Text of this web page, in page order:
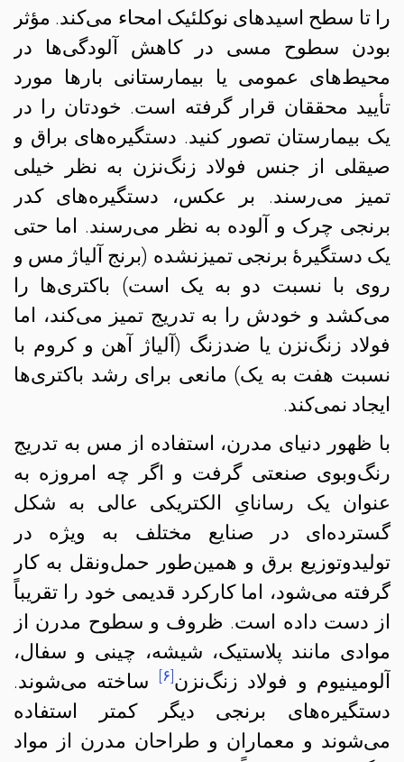
را تا سطح اسیدهای نوکلئیک امحاء می‌کند. مؤثر
بودن سطوح مسی در کاهش آلودگی‌ها در
محیط‌های عمومی یا بیمارستانی بارها مورد
تأیید محققان قرار گرفته است. خودتان را در
یک بیمارستان تصور کنید. دستگیره‌های براق و
صیقلی از جنس فولاد زنگ‌نزن به نظر خیلی
تمیز می‌رسند. بر عکس، دستگیره‌های کدر
برنجی چرک و آلوده به نظر می‌رسند. اما حتی
یک دستگیرهٔ برنجی تمیزنشده (برنج آلیاژ مس و
روی با نسبت دو به یک است) باکتری‌ها را
می‌کشد و خودش را به تدریج تمیز می‌کند، اما
فولاد زنگ‌نزن یا ضدزنگ (آلیاژ آهن و کروم با
نسبت هفت به یک) مانعی برای رشد باکتری‌ها
ایجاد نمی‌کند.
با ظهور دنیای مدرن، استفاده از مس به تدریج
رنگ‌و‌بوی صنعتی گرفت و اگر چه امروزه به
عنوان یک رسانایِ الکتریکی عالی به شکل
گسترده‌ای در صنایع مختلف به ویژه در
تولید‌و‌توزیع برق و همین‌طور حمل‌و‌نقل به کار
گرفته می‌شود، اما کارکرد قدیمی خود را تقریباً
از دست داده است. ظروف و سطوح مدرن از
موادی مانند پلاستیک، شیشه، چینی و سفال،
آلومینیوم و فولاد زنگ‌نزن[۶]
ساخته می‌شوند.
دستگیره‌های برنجی دیگر کمتر استفاده
می‌شوند و معماران و طراحان مدرن از مواد